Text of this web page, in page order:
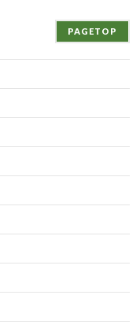
PAGETOP